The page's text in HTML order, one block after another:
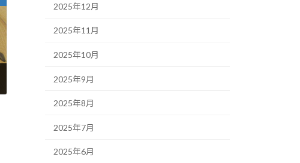
2025年12月
2025年11月
2025年10月
2025年9月
2025年8月
2025年7月
2025年6月